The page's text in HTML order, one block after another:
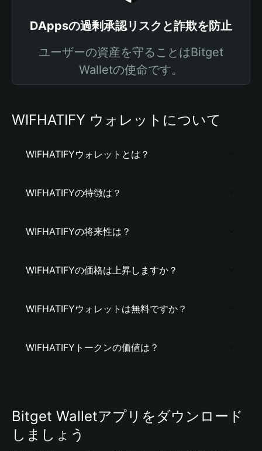
DAppsの過剰承認リスクと詐欺を防止
ユーザーの資産を守ることはBitget
Walletの使命です。
WIFHATIFY ウォレットについて
WIFHATIFYウォレットとは？
WIFHATIFYの特徴は？
WIFHATIFYの将来性は？
WIFHATIFYの価格は上昇しますか？
WIFHATIFYウォレットは無料ですか？
WIFHATIFYトークンの価値は？
Bitget Walletアプリをダウンロード
しましょう